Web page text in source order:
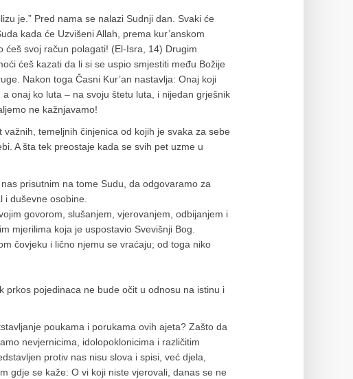
je.” Pred nama se nalazi Sudnji dan. Svaki će
kada će Uzvišeni Allah, prema kur’anskom
ćeš svoj račun polagati! (El-Isra, 14) Drugim
ćeš kazati da li si se uspio smjestiti među Božije
Nakon toga Časni Kur’an nastavlja: Onaj koji
onaj ko luta – na svoju štetu luta, i nijedan grješnik
ne kažnjavamo!
temeljnih činjenica od kojih je svaka za sebe
A šta tek preostaje kada se svih pet uzme u
prisutnim na tome Sudu, da odgovaramo za
i duševne osobine.
govorom, slušanjem, vjerovanjem, odbijanjem i
mjerilima koja je uspostavio Svevišnji Bog.
čovjeku i lično njemu se vraćaju; od toga niko
pojedinaca ne bude očit u odnosu na istinu i
poukama i porukama ovih ajeta? Zašto da
nevjernicima, idolopoklonicima i različitim
protiv nas nisu slova i spisi, već djela,
gdje se kaže: O vi koji niste vjerovali, danas se ne